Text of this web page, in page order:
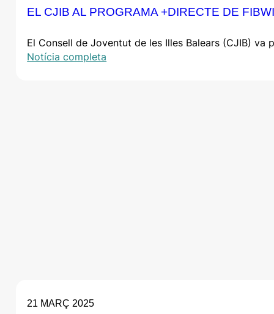
EL CJIB AL PROGRAMA +DIRECTE DE
El Consell de Joventut de les Illes Balears (CJIB)
Notícia completa
21 MARÇ 2025